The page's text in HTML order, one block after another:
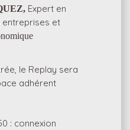
Expert en
et
le Replay sera
adhérent
: connexion